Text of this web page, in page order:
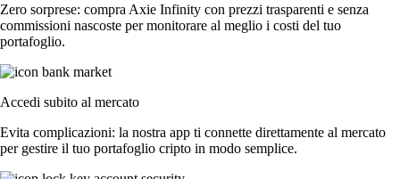
Zero sorprese: compra Axie Infinity con prezzi trasparenti e senza
commissioni nascoste per monitorare al meglio i costi del tuo
portafoglio.
Accedi subito al mercato
Evita complicazioni: la nostra app ti connette direttamente al mercato
per gestire il tuo portafoglio cripto in modo semplice.